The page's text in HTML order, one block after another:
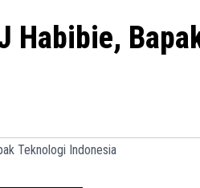
Habibie,
Teknologi Indonesia